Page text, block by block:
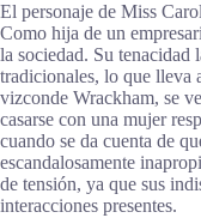
El personaje de Miss
Como hija de un
la sociedad. Su tenacidad
tradicionales, lo que lleva
vizconde Wrackham, se
casarse con una mujer
cuando se da cuenta de
escandalosamente
de tensión, ya que sus
interacciones presentes.